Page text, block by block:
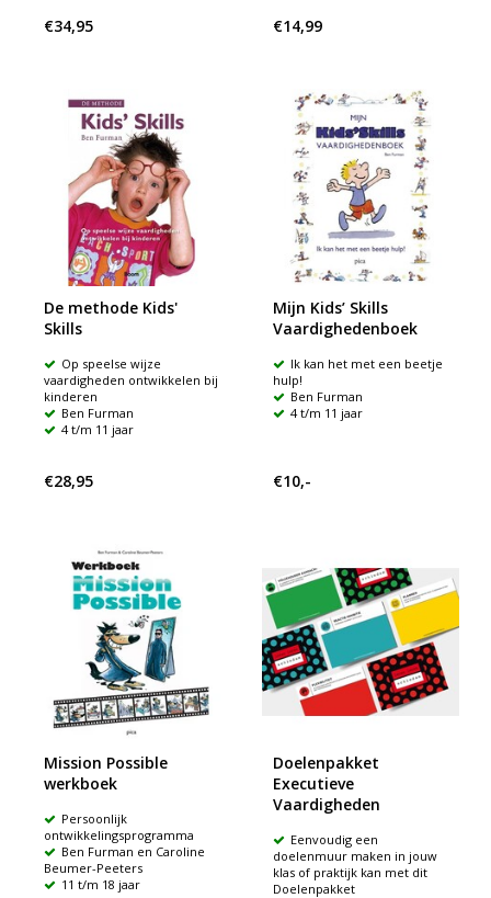
€34,95 €14,99
De methode Kids'
Skills
Op speelse wijze
vaardigheden ontwikkelen bij
kinderen
Ben Furman
4 t/m 11 jaar
€28,95
Mijn Kids’ Skills
Vaardighedenboek
Ik kan het met een beetje
hulp!
Ben Furman
4 t/m 11 jaar
€10,-
Mission Possible
werkboek
Persoonlijk
ontwikkelingsprogramma
Ben Furman en Caroline
Beumer-Peeters
11 t/m 18 jaar
Doelenpakket
Executieve
Vaardigheden
Eenvoudig een
doelenmuur maken in jouw
klas of praktijk kan met dit
Doelenpakket